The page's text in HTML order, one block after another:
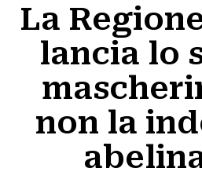
La
lancia lo
non la